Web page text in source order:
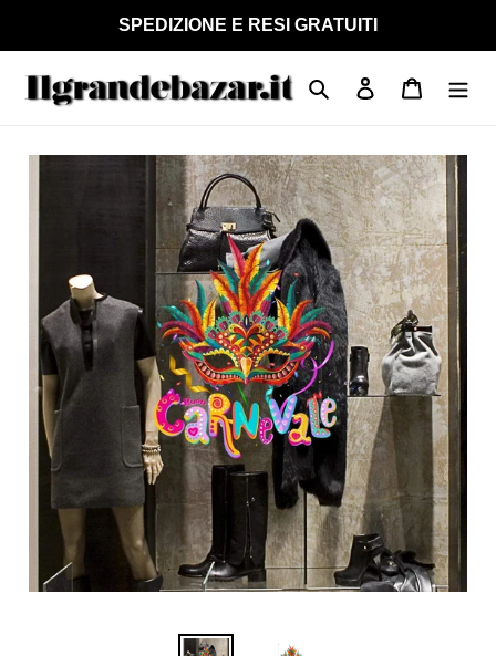
contenuti
SPEDIZIONE E RESI GRATUITI
Cerca Accedi Carrello